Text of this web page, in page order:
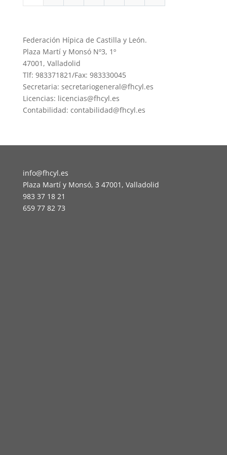
Federación Hípica de Castilla y León.
Plaza Martí y Monsó Nº3, 1º
47001, Valladolid
Tlf: 983371821/Fax: 983330045
Secretaria: secretariogeneral@fhcyl.es
Licencias: licencias@fhcyl.es
Contabilidad: contabilidad@fhcyl.es
info@fhcyl.es
Plaza Martí y Monsó, 3 47001, Valladolid
983 37 18 21
659 77 82 73